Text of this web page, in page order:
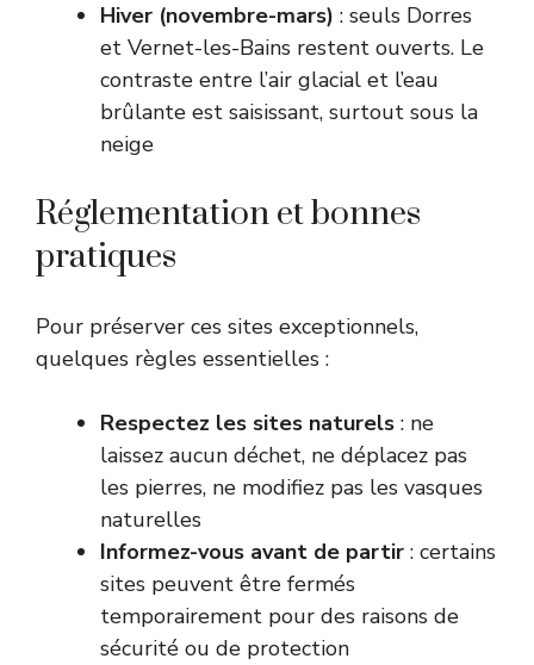
Hiver (novembre-mars) : seuls Dorres
et Vernet-les-Bains restent ouverts. Le
contraste entre l’air glacial et l’eau
brûlante est saisissant, surtout sous la
neige
Réglementation et bonnes
pratiques
Pour préserver ces sites exceptionnels,
quelques règles essentielles :
Respectez les sites naturels : ne
laissez aucun déchet, ne déplacez pas
les pierres, ne modifiez pas les vasques
naturelles
Informez-vous avant de partir : certains
sites peuvent être fermés
temporairement pour des raisons de
sécurité ou de protection